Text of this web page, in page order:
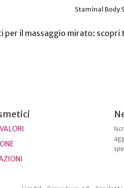
Staminal Body
per il massaggio mirato: